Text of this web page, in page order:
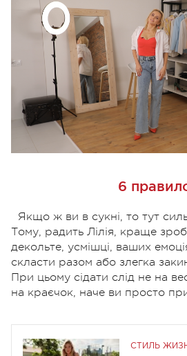
6
Якщо ж ви в сукні, то тут
Тому, радить Лілія, краще
декольте, усмішці, ваших
скласти разом або злегка
При цьому сідати слід не на
на краєчок, наче ви просто
СТИЛЬ